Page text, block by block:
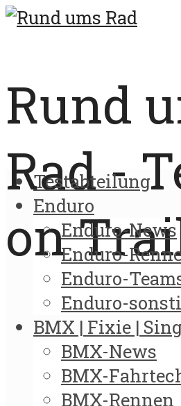
Rund
Rad -
on
Testabteilung
Enduro
Enduro-News
Enduro-
Enduro-
Enduro-
BMX | Fixie |
BMX-News
BMX-
BMX-Rennen